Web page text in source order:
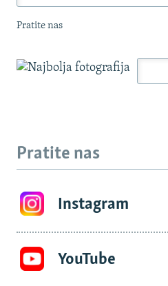
Pratite nas
Pratite nas
Instagram
YouTube